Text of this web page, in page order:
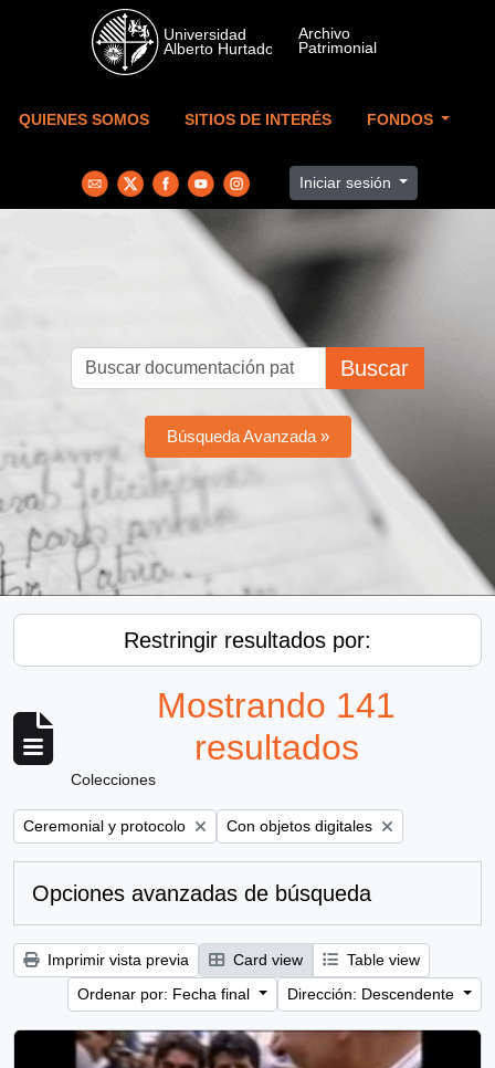
Skip to main content
QUIENES SOMOS SITIOS DE INTERÉS FONDOS
Iniciar sesión
Buscar
Búsqueda Avanzada »
Restringir resultados por:
Mostrando 141
resultados
Colecciones
Remove filter:
Ceremonial y protocolo Remove filter:
Con objetos digitales
Opciones avanzadas de búsqueda
Imprimir vista previa Card view
Table view
Ordenar por: Fecha final
Dirección: Descendente